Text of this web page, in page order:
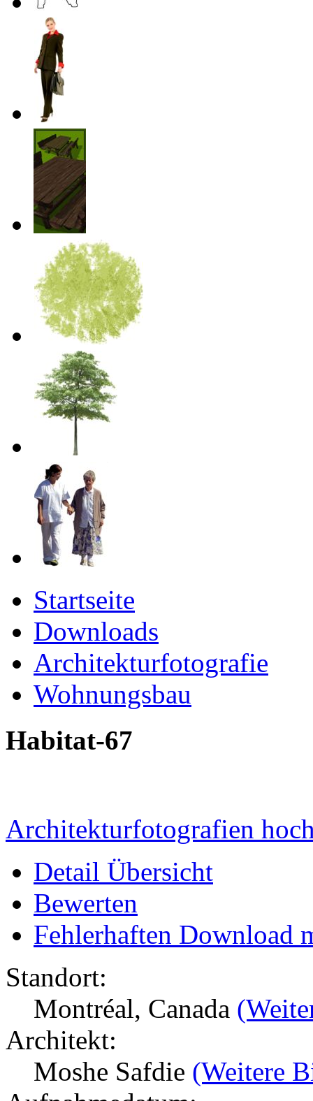
Startseite
Downloads
Architekturfotografie
Wohnungsbau
Habitat-67
Architekturfotografien
Detail Übersicht
Bewerten
Fehlerhaften Download
Standort:
Montréal, Canada
Architekt:
Moshe Safdie (Weitere